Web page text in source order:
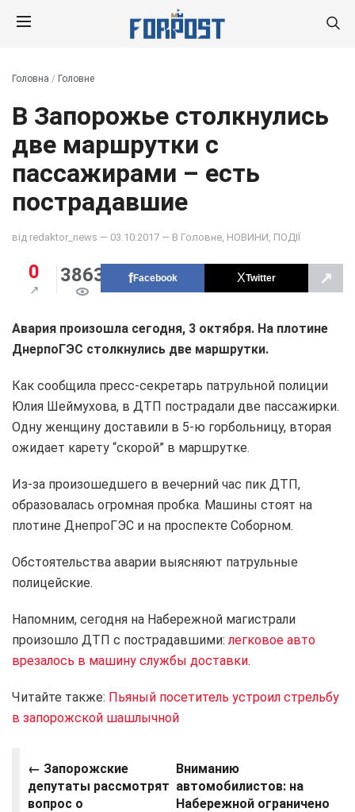
Головна / Головне
В Запорожье столкнулись
две маршрутки с
пассажирами – есть
пострадавшие
від redaktor_news — 03.10.2017 — В Головне НОВИНИ ПОДІЇ
0 3863 Facebook Twitter ↗
Авария произошла сегодня, 3 октября. На плотине
ДнерпоГЭС столкнулись две маршрутки.
Как сообщила пресс-секретарь патрульной полиции
Юлия Шеймухова, в ДТП пострадали две пассажирки.
Одну женщину доставили в 5-ю горбольницу, вторая
ожидает карету “скорой” в маршрутке.
Из-за произошедшего в вечерний час пик ДТП,
образовалась огромная пробка. Машины стоят на
плотине ДнепроГЭС и на проспекте Соборном.
Обстоятельства аварии выясняют патрульные
полицейские.
Напомним, сегодня на Набережной магистрали
произошло ДТП с пострадавшими: легковое авто
врезалось в машину службы доставки.
Читайте также: Пьяный посетитель устроил стрельбу
в запорожской шашлычной
← Запорожские
депутаты рассмотрят
вопрос о
Вниманию
автомобилистов: на
Набережной ограничено